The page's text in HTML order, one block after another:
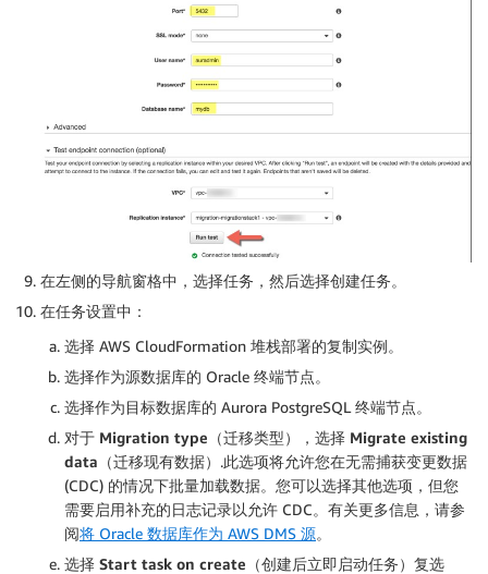
在左侧的导航窗格中，选择任务 ，然后选择创建任务。
在任务设置中：
选择 AWS CloudFormation 堆栈部署的复制实例。
选择作为源数据库的 Oracle 终端节点。
选择作为目标数据库的 Aurora PostgreSQL 终端节点。
对于 Migration type（迁移类型） ，选择 Migrate existing
data（迁移现有数据） .此选项将允许您在无需捕获变更数据
(CDC) 的情况下批量加载数据。您可以选择其他选项，但您
需要启用补充的日志记录以允许 CDC。有关更多信息，请参
阅将 Oracle 数据库作为 AWS DMS 源。
选择 Start task on create（创建后立即启动任务） 复选